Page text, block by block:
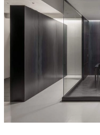
KTXアーキラボ
67